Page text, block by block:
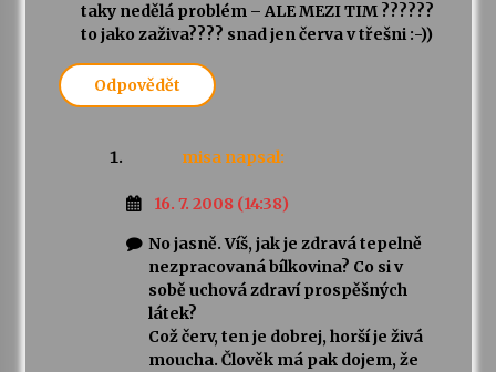
taky nedělá problém – ALE MEZI TIM ??????
to jako zaživa???? snad jen červa v třešni :-))
Odpovědět
misa napsal:
16. 7. 2008 (14:38)
No jasně. Víš, jak je zdravá tepelně
nezpracovaná bílkovina? Co si v
sobě uchová zdraví prospěšných
látek?
Což červ, ten je dobrej, horší je živá
moucha. Člověk má pak dojem, že